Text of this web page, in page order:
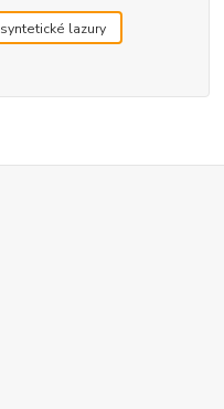
syntetické lazury